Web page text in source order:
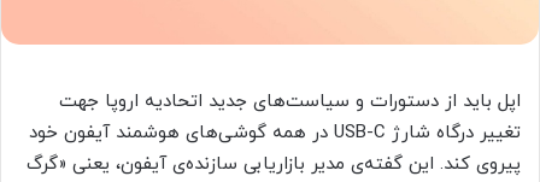
اپل باید از دستورات و سیاست‌های جدید اتحادیه اروپا جهت
تغییر درگاه شارژ USB-C در همه گوشی‌های هوشمند آیفون خود
پیروی کند. این گفته‌ی مدیر بازاریابی سازنده‌ی آیفون، یعنی «گرگ